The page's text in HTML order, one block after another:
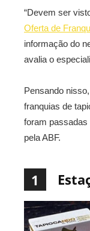
“Devem ser
Oferta de
informação do
avalia o
Pensando
franquias de
foram passadas
pela ABF.
1